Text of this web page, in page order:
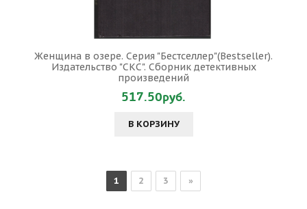
Женщина в озере. Серия "Бестселлер"(Bestseller).
Издательство "СКС". Сборник детективных
произведений
517.50руб.
В КОРЗИНУ
1 2 3 »